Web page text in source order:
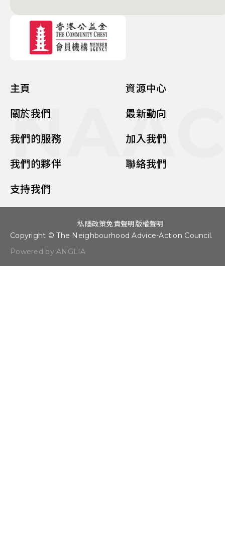
主頁
關於我們
我們的服務
我們的夥伴
支持我們
資源中心
最新動向
加入我們
聯絡我們
Copyright © The Neighbourhood Advice-Action Council.
Powered by ANGLIA
私隱政策免責聲明 版權聲明